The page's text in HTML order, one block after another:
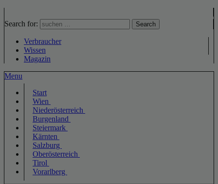
Search for: Search
Verbraucher
Wissen
Magazin
Menu
Start
Wien
Niederösterreich
Burgenland
Steiermark
Kärnten
Salzburg
Oberösterreich
Tirol
Vorarlberg